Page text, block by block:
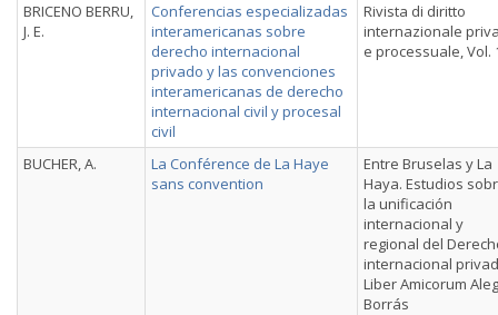
BRICENO BERRU,
J. E.
Conferencias especializadas
interamericanas sobre
derecho internacional
privado y las convenciones
interamericanas de derecho
internacional civil y procesal
civil
Rivista di diritto
internazionale
e processuale, Vol.
BUCHER, A.
La Conférence de La Haye
sans convention
Entre Bruselas y La
Haya. Estudios
la unificación
internacional y
regional del
internacional
Liber Amicorum
Borrás